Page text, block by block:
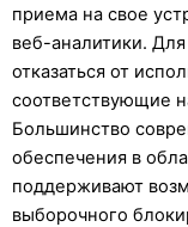
приема на свое
веб-аналитики.
отказаться от
соответствующие
Большинство
обеспечения в
поддерживают
выборочного